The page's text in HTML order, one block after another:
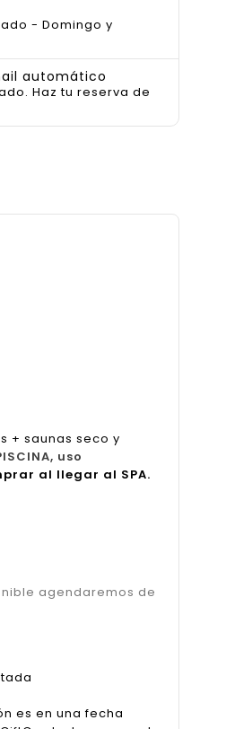
- Domingo y
automático
Haz tu reserva de
+ saunas seco y
uso
al llegar al SPA.
agendaremos de
es en una fecha